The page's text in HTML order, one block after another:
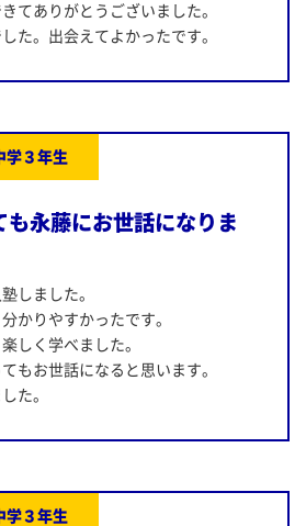
てありがとうございました。
た。出会えてよかったです。
３年生
も永藤にお世話になりま
しました。
かりやすかったです。
しく学べました。
もお世話になると思います。
た。
３年生